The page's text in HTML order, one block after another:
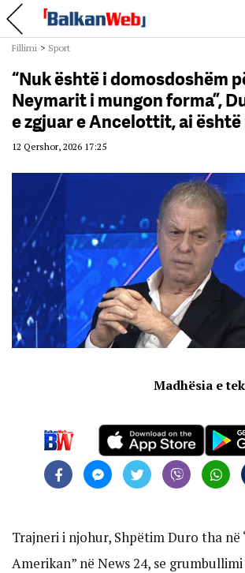
Fillimi > Sport
“Nuk është i domosdoshëm
Neymarit i mungon forma”,
e zgjuar e Ancelottit, ai
12 Qershor, 2026 17:25
Madhësia e
Trajneri i njohur, Shpëtim Duro tha në
Amerikan” në News 24, se